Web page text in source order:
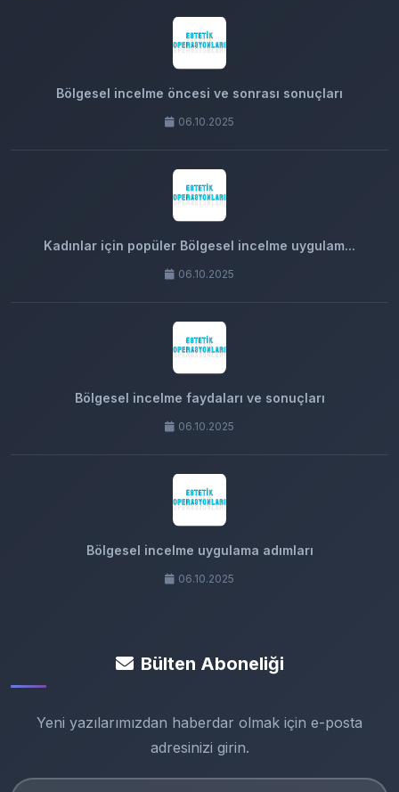
Bölgesel incelme öncesi ve sonrası sonuçları
06.10.2025
Kadınlar için popüler Bölgesel incelme uygulam...
06.10.2025
Bölgesel incelme faydaları ve sonuçları
06.10.2025
Bölgesel incelme uygulama adımları
06.10.2025
Bülten Aboneliği
Yeni yazılarımızdan haberdar olmak için e-posta
adresinizi girin.